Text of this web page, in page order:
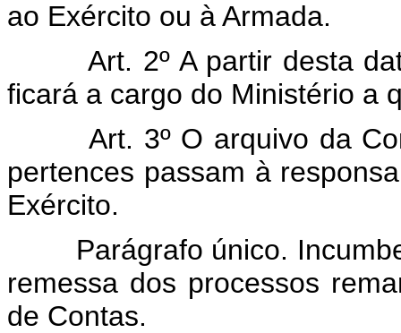
ao Exército ou à Armada.
Art. 2º A partir desta
ficará a cargo do Ministério a
Art. 3º O arquivo da
pertences passam à
Exército.
Parágrafo único. Incumbe
remessa dos processos
de Contas.